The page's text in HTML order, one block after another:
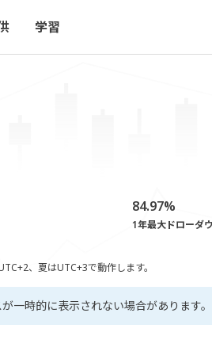
学習
84.97%
1年最大ドローダ
、夏はUTC+3で動作します。
時的に表示されない場合があります